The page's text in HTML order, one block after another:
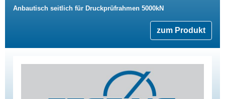
Anbautisch seitlich für Druckprüfrahmen 5000kN
zum Produkt